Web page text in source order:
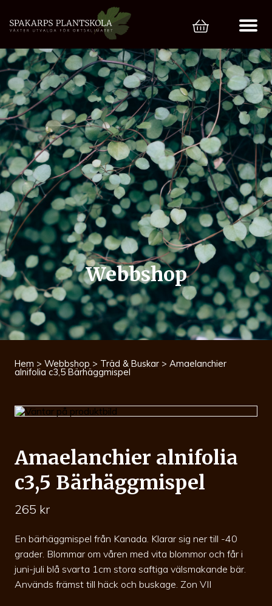
Webbshop
Hem > Webbshop > Träd & Buskar > Amaelanchier
alnifolia c3,5 Bärhäggmispel
Amaelanchier alnifolia
c3,5 Bärhäggmispel
265 kr
En bärhäggmispel från Kanada. Klarar sig ner till -40
grader. Blommar om våren med vita blommor och får i
juni-juli blå svarta 1cm stora saftiga välsmakande bär.
Används främst till häck och buskage. Zon VII